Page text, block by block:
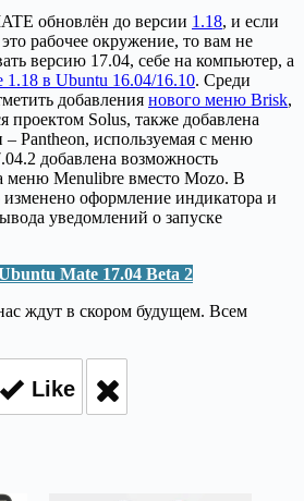
обновлён до версии 1.18, и если
рабочее окружение, то вам не
версию 17.04, себе на компьютер, а
1.18 в Ubuntu 16.04/16.10. Среди
добавления нового меню Brisk,
проектом Solus, также добавлена
– Pantheon, используемая с меню
добавлена возможность
меню Menulibre вместо Mozo. В
оформление индикатора и
уведомлений о запуске
Mate 17.04 Beta 2
ждут в скором будущем. Всем
Like